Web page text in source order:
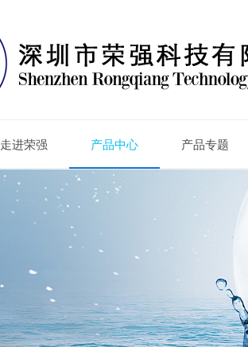
走进荣强 产品中心 产品专题